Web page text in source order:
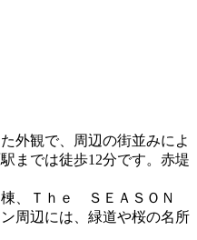
外観で、周辺の街並みによ
までは徒歩12分です。赤堤
、Ｔｈｅ ＳＥＡＳＯＮ
周辺には、緑道や桜の名所